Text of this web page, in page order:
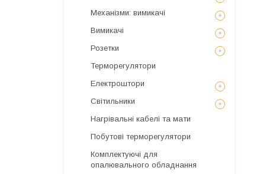
Механізми: вимикачі
Вимикачі
Розетки
Терморегулятори
Електроштори
Світильники
Нагрівальні кабелі та мати
Побутові терморегулятори
Комплектуючі для
опалювального обладнання